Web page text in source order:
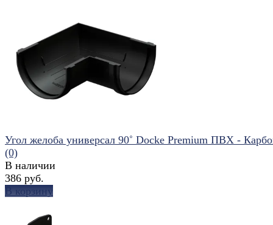
избранное сравнить
Угол желоба универсал 90˚ Docke Premium ПВХ -
(0)
В наличии
386 руб.
В корзину